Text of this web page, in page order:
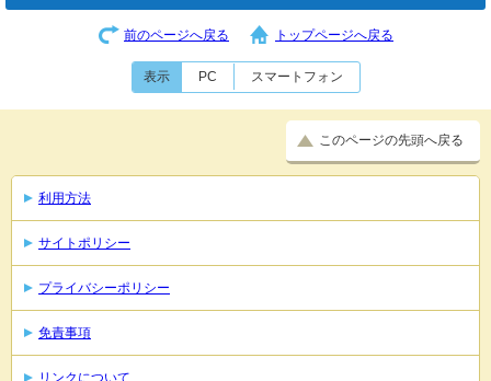
前のページへ戻る トップページへ戻る
表示 PC スマートフォン
このページの先頭へ戻る
利用方法
サイトポリシー
プライバシーポリシー
免責事項
リンクについて